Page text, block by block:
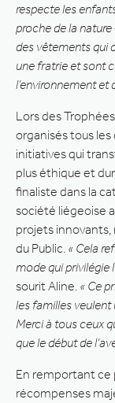
respecte les
proche de la
des vêtements qui
une fratrie et sont
l’environnement et
Lors des
organisés tous
initiatives qui
plus éthique et
finaliste dans la
société liégeoise
projets innovants,
du Public. « Cela
mode qui privilégie
sourit Aline. « Ce
les familles veulent
Merci à tous ceux
que le début de
En remportant ce
récompenses